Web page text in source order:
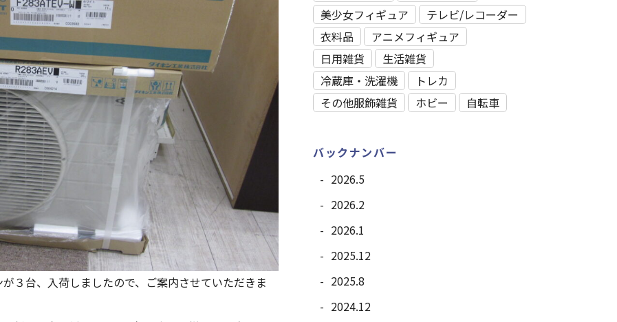
３台、入荷しましたので、ご案内させていただきま
美少女フィギュア
テレビ/レコーダー
衣料品
アニメフィギュア
日用雑貨
⽣活雑貨
冷蔵庫・洗濯機
トレカ
その他服飾雑貨
ホビー 自転車
バックナンバー
2026.5
2026.2
2026.1
2025.12
2025.8
2024.12